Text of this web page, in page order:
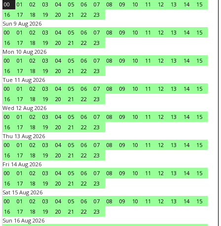
00
01 02 03 04 05 06 07 08 09 10 11 12 13 14
15
16
17 18 19 20 21 22
23
Sun 9 Aug 2026
00
01 02 03 04 05 06 07 08 09 10 11 12 13 14
15
16
17 18 19 20 21 22
23
Mon 10 Aug 2026
00
01 02 03 04 05 06 07 08 09 10 11 12 13 14
15
16
17 18 19 20 21 22
23
Tue 11 Aug 2026
00
01 02 03 04 05 06 07 08 09 10 11 12 13 14
15
16
17 18 19 20 21 22
23
Wed 12 Aug 2026
00
01 02 03 04 05 06 07 08 09 10 11 12 13 14
15
16
17 18 19 20 21 22
23
Thu 13 Aug 2026
00
01 02 03 04 05 06 07 08 09 10 11 12 13 14
15
16
17 18 19 20 21 22
23
Fri 14 Aug 2026
00
01 02 03 04 05 06 07 08 09 10 11 12 13 14
15
16
17 18 19 20 21 22
23
Sat 15 Aug 2026
00
01 02 03 04 05 06 07 08 09 10 11 12 13 14
15
16
17 18 19 20 21 22
23
Sun 16 Aug 2026